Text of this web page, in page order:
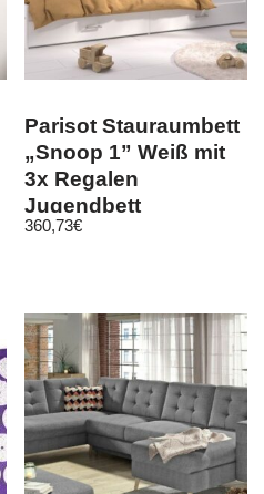
Parisot Stauraumbett
„Snoop 1” Weiß mit
3x Regalen
Jugendbett
Kinderzimmer Bett
360,73€